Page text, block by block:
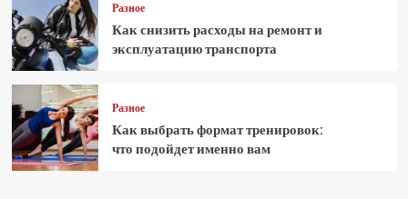
Разное
Как снизить расходы на ремонт и
эксплуатацию транспорта
Разное
Как выбрать формат тренировок:
что подойдет именно вам